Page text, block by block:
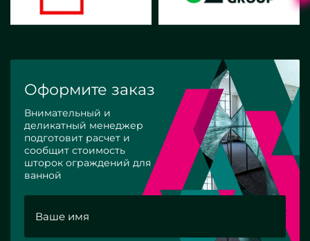
Оформите заказ
Внимательный и
деликатный менеджер
подготовит расчет и
сообщит стоимость
шторок ограждений для
ванной